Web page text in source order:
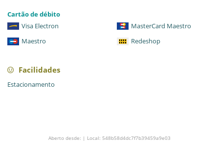
Cartão de débito
Visa Electron
MasterCard Maestro
Maestro
Redeshop
Facilidades
Estacionamento
Aberto desde: | Local: 548b58d4dc7f7b39459a9e03